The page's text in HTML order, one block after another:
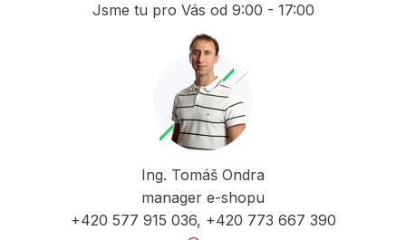
Jsme tu pro Vás od 9:00 - 17:00
Ing. Tomáš Ondra
manager e-shopu
+420 577 915 036, +420 773 667 390